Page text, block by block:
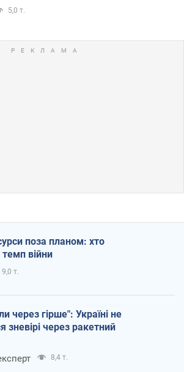
5,0 т.
поза планом: хто
війни
9,0 т.
через гірше": Україні не
зневірі через ракетний
8,4 т.